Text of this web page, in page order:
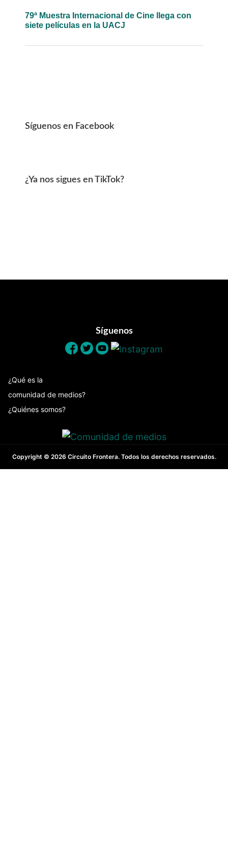
79ª Muestra Internacional de Cine llega con
siete películas en la UACJ
Síguenos en Facebook
¿Ya nos sigues en TikTok?
Síguenos
¿Qué es la
comunidad de medios?
¿Quiénes somos?
Copyright © 2026 Circuito Frontera. Todos los derechos reservados.